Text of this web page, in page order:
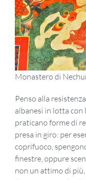
Monastero di
Penso alla
albanesi in lotta con
praticano forme di
presa in giro: per
coprifuoco,
finestre, oppure
non un attimo di